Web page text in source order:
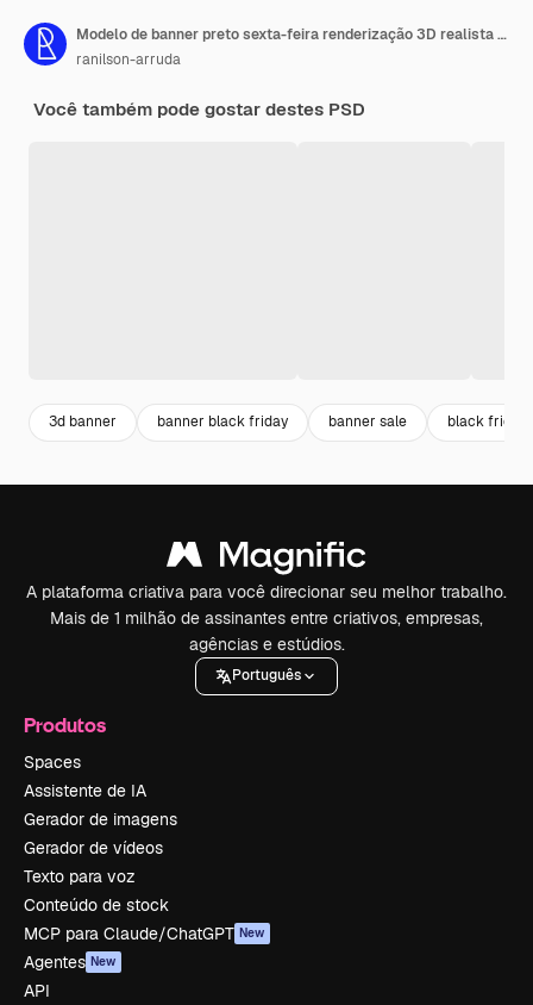
Modelo de banner preto sexta-feira renderização 3D realista para campanha de marketing
ranilson-arruda
Você também pode gostar destes PSD
3d banner banner black friday banner sale black friday
A plataforma criativa para você direcionar seu melhor trabalho.
Mais de 1 milhão de assinantes entre criativos, empresas,
agências e estúdios.
Português
Produtos
Spaces
Assistente de IA
Gerador de imagens
Gerador de vídeos
Texto para voz
Conteúdo de stock
MCP para Claude/ChatGPT New
Agentes New
API